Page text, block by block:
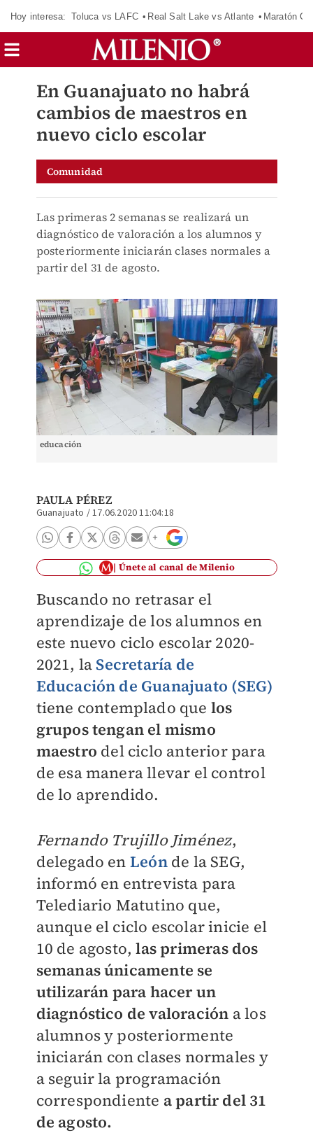
Hoy interesa: Toluca vs LAFC Real Salt Lake vs Atlante Maratón
En Guanajuato no habrá
cambios de maestros en
nuevo ciclo escolar
Comunidad
Las primeras 2 semanas se realizará un
diagnóstico de valoración a los alumnos y
posteriormente iniciarán clases normales a
partir del 31 de agosto.
educación
PAULA PÉREZ
Guanajuato /17.06.2020 11:04:18
Únete al canal de Milenio
Buscando no retrasar el
aprendizaje de los alumnos en
este nuevo ciclo escolar 2020-
2021, la Secretaría de
Educación de Guanajuato (SEG)
tiene contemplado que los
grupos tengan el mismo
maestro del ciclo anterior para
de esa manera llevar el control
de lo aprendido.
Fernando Trujillo Jiménez,
delegado en León de la SEG,
informó en entrevista para
Telediario Matutino que,
aunque el ciclo escolar inicie el
10 de agosto,las primeras dos
semanas únicamente se
utilizarán para hacer un
diagnóstico de valoración a los
alumnos y posteriormente
iniciarán con clases normales y
a seguir la programación
correspondiente a partir del 31
de agosto.